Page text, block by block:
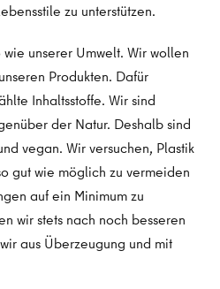
zu unterstützen.
unserer Umwelt. Wir wollen
Produkten. Dafür
Inhaltsstoffe. Wir sind
der Natur. Deshalb sind
vegan. Wir versuchen, Plastik
gut wie möglich zu vermeiden
auf ein Minimum zu
wir stets nach noch besseren
aus Überzeugung und mit